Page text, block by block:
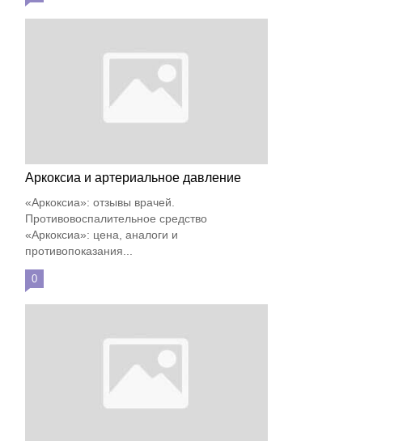
Аркоксиа и артериальное давление
«Аркоксиа»: отзывы врачей.
Противовоспалительное средство
«Аркоксиа»: цена, аналоги и
противопоказания...
0